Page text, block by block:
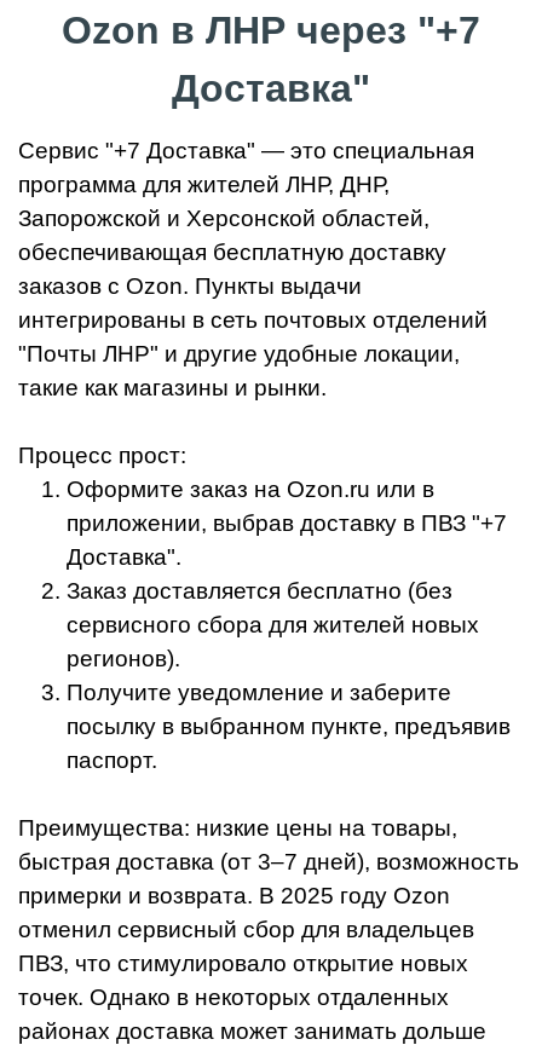
Ozon в ЛНР через "+7
Доставка"
Сервис "+7 Доставка" — это специальная
программа для жителей ЛНР, ДНР,
Запорожской и Херсонской областей,
обеспечивающая бесплатную доставку
заказов с Ozon. Пункты выдачи
интегрированы в сеть почтовых отделений
"Почты ЛНР" и другие удобные локации,
такие как магазины и рынки.
Процесс прост:
Оформите заказ на Ozon.ru или в
приложении, выбрав доставку в ПВЗ "+7
Доставка".
Заказ доставляется бесплатно (без
сервисного сбора для жителей новых
регионов).
Получите уведомление и заберите
посылку в выбранном пункте, предъявив
паспорт.
Преимущества: низкие цены на товары,
быстрая доставка (от 3–7 дней), возможность
примерки и возврата. В 2025 году Ozon
отменил сервисный сбор для владельцев
ПВЗ, что стимулировало открытие новых
точек. Однако в некоторых отдаленных
районах доставка может занимать дольше